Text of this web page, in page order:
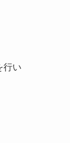
行い